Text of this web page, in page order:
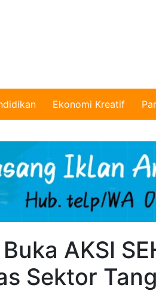
Ekonomi Kreatif
AKSI
Sektor